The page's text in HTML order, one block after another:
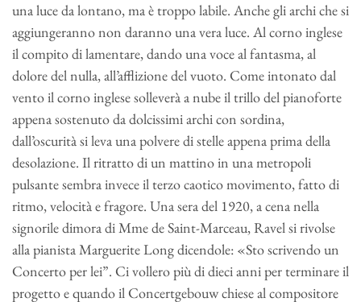
una luce da lontano, ma è troppo labile. Anche gli archi che si
aggiungeranno non daranno una vera luce. Al corno inglese
il compito di lamentare, dando una voce al fantasma, al
dolore del nulla, all’afflizione del vuoto. Come intonato dal
vento il corno inglese solleverà a nube il trillo del pianoforte
appena sostenuto da dolcissimi archi con sordina,
dall’oscurità si leva una polvere di stelle appena prima della
desolazione. Il ritratto di un mattino in una metropoli
pulsante sembra invece il terzo caotico movimento, fatto di
ritmo, velocità e fragore. Una sera del 1920, a cena nella
signorile dimora di Mme de Saint-Marceau, Ravel si rivolse
alla pianista Marguerite Long dicendole: «Sto scrivendo un
Concerto per lei”. Ci vollero più di dieci anni per terminare il
progetto e quando il Concertgebouw chiese al compositore